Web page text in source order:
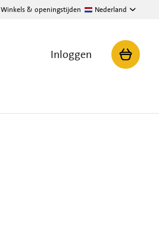
Winkels & openingstijden Nederland
Inloggen